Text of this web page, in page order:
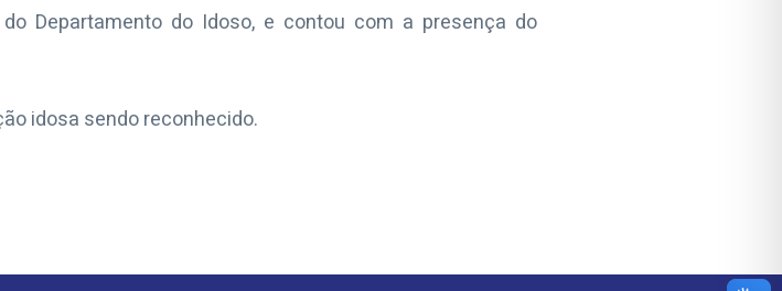
Departamento do Idoso, e contou com a presença do
idosa sendo reconhecido.